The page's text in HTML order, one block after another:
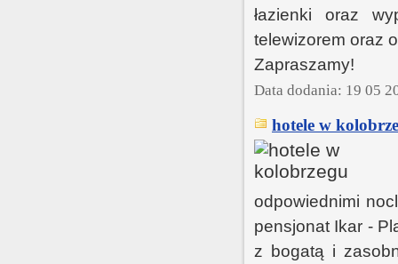
łazienki oraz
telewizorem oraz
Zapraszamy!
Data dodania: 19 05
hotele w
odpowiednimi
pensjonat Ikar -
z bogatą i